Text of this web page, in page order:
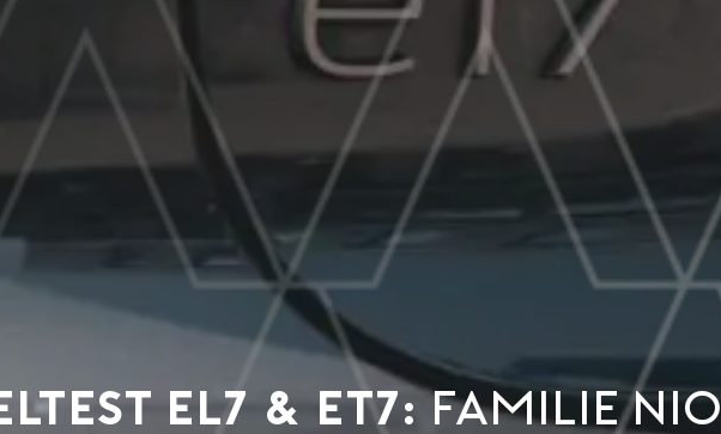
EL7 & ET7: familie NIO